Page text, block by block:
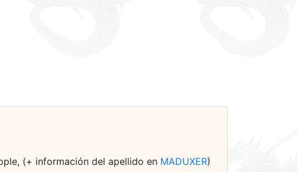
(+ información del apellido en MADUXER)